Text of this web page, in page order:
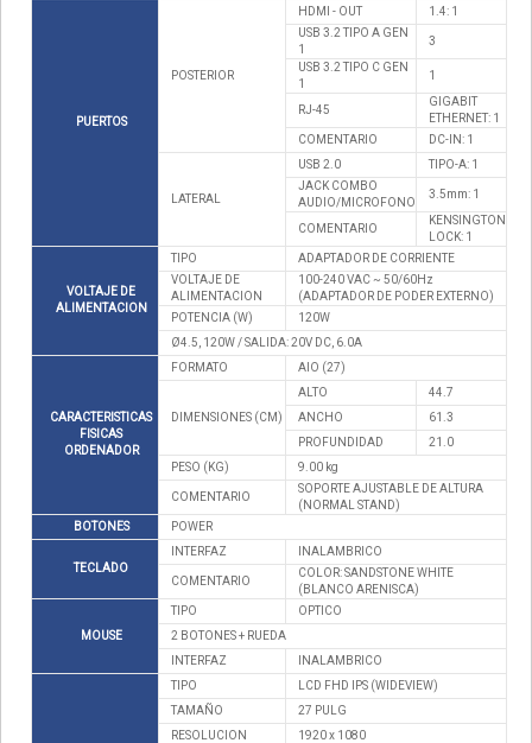
PUERTOS
POSTERIOR
HDMI - OUT
1.4: 1
USB 3.2 TIPO A GEN
1
3
USB 3.2 TIPO C GEN
1
1
RJ-45
GIGABIT
ETHERNET: 1
COMENTARIO
DC-IN: 1
LATERAL
USB 2.0
TIPO-A: 1
JACK COMBO
AUDIO/MICROFONO
3.5mm: 1
COMENTARIO
KENSINGTON
LOCK: 1
VOLTAJE DE
ALIMENTACION
TIPO
ADAPTADOR DE CORRIENTE
VOLTAJE DE
ALIMENTACION
100-240 VAC ~ 50/60Hz
(ADAPTADOR DE PODER EXTERNO)
POTENCIA (W)
120W
Ø4.5, 120W / SALIDA: 20V DC, 6.0A
CARACTERISTICAS
FISICAS
ORDENADOR
FORMATO AIO (27)
DIMENSIONES (CM)
ALTO
44.7
ANCHO
61.3
PROFUNDIDAD
21.0
PESO (KG)
9.00 kg
COMENTARIO
SOPORTE AJUSTABLE DE ALTURA
(NORMAL STAND)
BOTONES
POWER
TECLADO
INTERFAZ INALAMBRICO
COMENTARIO
COLOR: SANDSTONE WHITE
(BLANCO ARENISCA)
MOUSE
TIPO
OPTICO
2 BOTONES + RUEDA
INTERFAZ
INALAMBRICO
TIPO
LCD FHD IPS (WIDEVIEW)
TAMAÑO
27 PULG
RESOLUCION
1920 x 1080